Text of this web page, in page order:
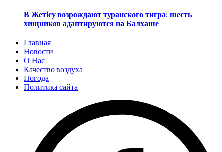
В Жетісу возрождают туранского тигра: шесть
хищников адаптируются на Балхаше
Главная
Новости
О Нас
Качество воздуха
Погода
Политика сайта